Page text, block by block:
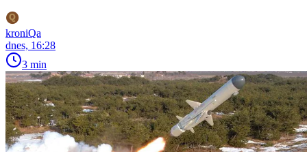
kroniQa
dnes, 16:28
3 min